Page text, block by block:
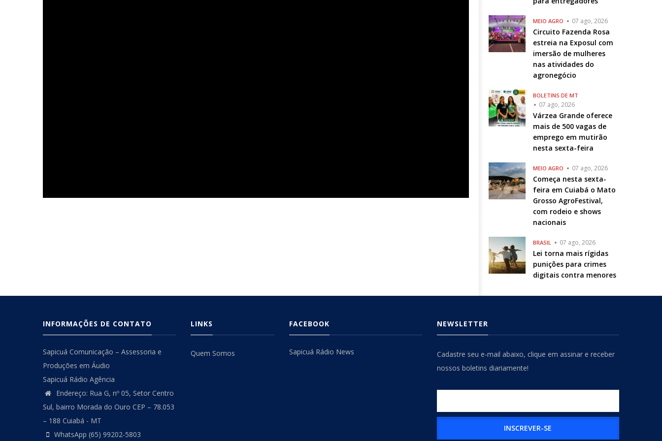
MEIO AGRO 07 ago, 2026
Circuito Fazenda Rosa
estreia na Exposul com
imersão de mulheres
nas atividades do
agronegócio
BOLETINS DE MT
07 ago, 2026
Várzea Grande oferece
mais de 500 vagas de
emprego em mutirão
nesta sexta-feira
MEIO AGRO 07 ago, 2026
Começa nesta sexta-
feira em Cuiabá o Mato
Grosso AgroFestival,
com rodeio e shows
nacionais
BRASIL 07 ago, 2026
Lei torna mais rígidas
punições para crimes
digitais contra menores
INFORMAÇÕES DE CONTATO
Sapicuá Comunicação – Assessoria e
Produções em Áudio
Sapicuá Rádio Agência
Endereço: Rua G, nº 05, Setor Centro
Sul, bairro Morada do Ouro CEP – 78.053
– 188 Cuiabá - MT
WhatsApp (65) 99202-5803
LINKS
Quem Somos
FACEBOOK
Sapicuá Rádio News
NEWSLETTER
Cadastre seu e-mail abaixo, clique em assinar e receber
nossos boletins diariamente!